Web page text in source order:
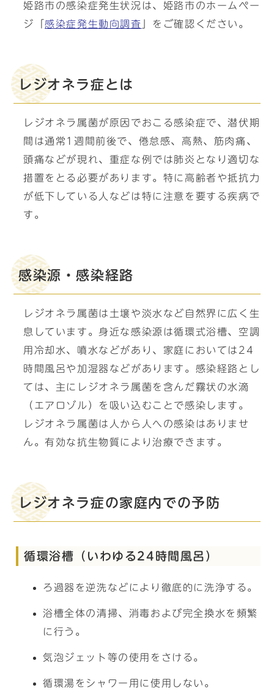
姫路市の感染症発生状況は、姫路市のホームペー
ジ「感染症発生動向調査 」をご確認ください。
レジオネラ症とは
レジオネラ属菌が原因でおこる感染症で、潜伏期
間は通常1週間前後で、倦怠感、高熱、筋肉痛、
頭痛などが現れ、重症な例では肺炎となり適切な
措置をとる必要があります。特に高齢者や抵抗力
が低下している人などは特に注意を要する疾病で
す。
感染源・感染経路
レジオネラ属菌は土壌や淡水など自然界に広く生
息しています。身近な感染源は循環式浴槽、空調
用冷却水、噴水などがあり、家庭においては24
時間風呂や加湿器などがあります。感染経路とし
ては、主にレジオネラ属菌を含んだ霧状の水滴
（エアロゾル）を吸い込むことで感染します。
レジオネラ属菌は人から人への感染はありませ
ん。有効な抗生物質により治療できます。
レジオネラ症の家庭内での予防
循環浴槽（いわゆる24時間風呂）
ろ過器を逆洗などにより徹底的に洗浄する。
浴槽全体の清掃、消毒および完全換水を頻繁
に行う。
気泡ジェット等の使用をさける。
循環湯をシャワー用に使用しない。